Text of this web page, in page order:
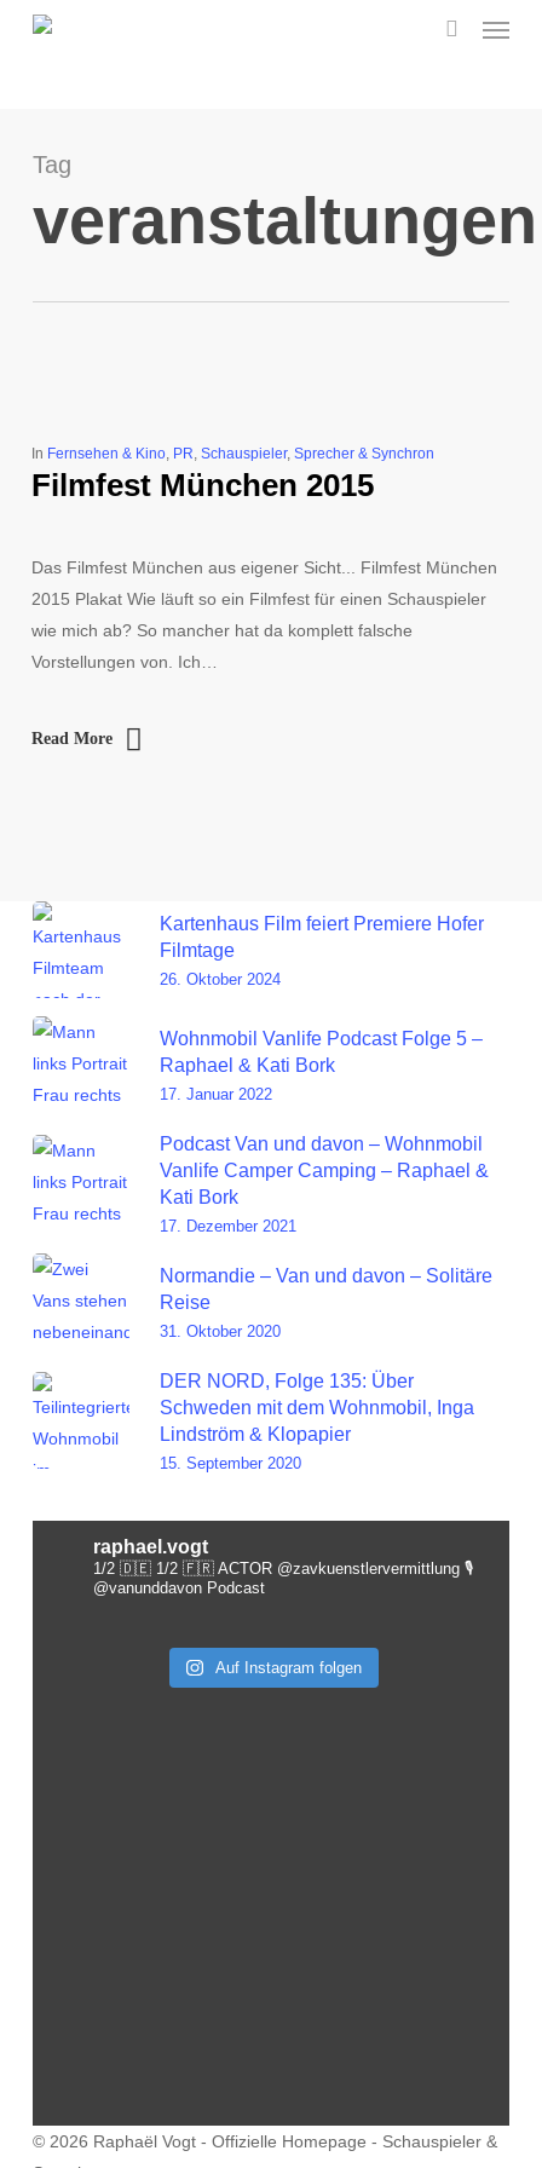
Menu
Tag
veranstaltungen
In Fernsehen & Kino, PR, Schauspieler, Sprecher & Synchron
Filmfest München 2015
Das Filmfest München aus eigener Sicht... Filmfest München
2015 Plakat Wie läuft so ein Filmfest für einen Schauspieler
wie mich ab? So mancher hat da komplett falsche
Vorstellungen von. Ich…
Read More
Kartenhaus Film feiert Premiere Hofer
Filmtage
26. Oktober 2024
Wohnmobil Vanlife Podcast Folge 5 –
Raphael & Kati Bork
17. Januar 2022
Podcast Van und davon – Wohnmobil
Vanlife Camper Camping – Raphael &
Kati Bork
17. Dezember 2021
Normandie – Van und davon – Solitäre
Reise
31. Oktober 2020
DER NORD, Folge 135: Über
Schweden mit dem Wohnmobil, Inga
Lindström & Klopapier
15. September 2020
raphael.vogt
1/2 🇩🇪 1/2 🇫🇷 ACTOR @zavkuenstlervermittlung 🎙️
@vanunddavon Podcast
Auf Instagram folgen
© 2026 Raphaël Vogt - Offizielle Homepage - Schauspieler &